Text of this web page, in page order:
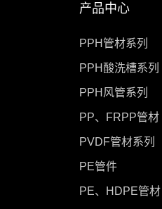
产品中心
PPH管材系列
PPH酸洗槽系列
PPH风管系列
PP、FRPP管材
PVDF管材系列
PE管件
PE、HDPE管材